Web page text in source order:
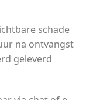
schade
na ontvangst
geleverd